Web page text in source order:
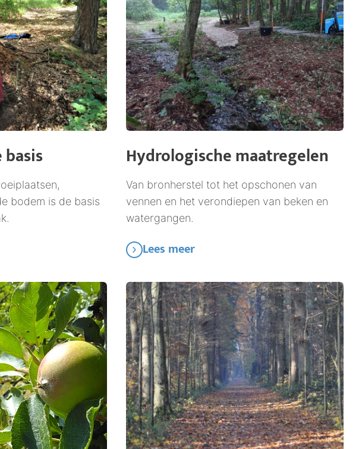
basis
bodem is de basis
Hydrologische maatregelen
Van bronherstel tot het opschonen van
vennen en het verondiepen van beken en
watergangen.
Lees meer